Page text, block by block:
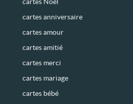
cartes anniversaire
cartes amour
cartes amitié
cartes merci
cartes mariage
cartes bébé